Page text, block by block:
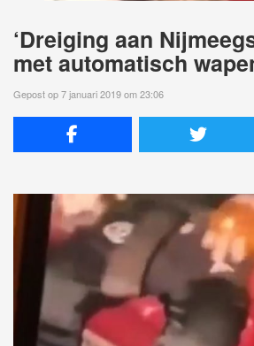
‘Dreiging aan
met automatisch
Gepost op 7 januari 2019 om 23:06